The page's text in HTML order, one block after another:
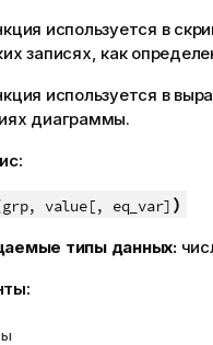
используется в
записях, как
используется в
диаграммы.
grp, value[, eq_var] )
типы данных: